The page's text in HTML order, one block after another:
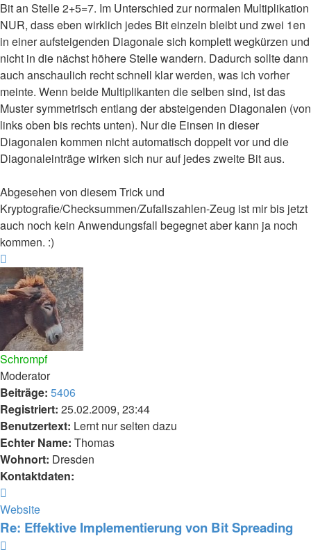
Bit an Stelle 2+5=7. Im Unterschied zur normalen Multiplikation
NUR, dass eben wirklich jedes Bit einzeln bleibt und zwei 1en
in einer aufsteigenden Diagonale sich komplett wegkürzen und
nicht in die nächst höhere Stelle wandern. Dadurch sollte dann
auch anschaulich recht schnell klar werden, was ich vorher
meinte. Wenn beide Multiplikanten die selben sind, ist das
Muster symmetrisch entlang der absteigenden Diagonalen (von
links oben bis rechts unten). Nur die Einsen in dieser
Diagonalen kommen nicht automatisch doppelt vor und die
Diagonaleinträge wirken sich nur auf jedes zweite Bit aus.
Abgesehen von diesem Trick und
Kryptografie/Checksummen/Zufallszahlen-Zeug ist mir bis jetzt
auch noch kein Anwendungsfall begegnet aber kann ja noch
kommen. :)
oben
Schrompf
Moderator
Beiträge: 5406
Registriert: 25.02.2009, 23:44
Benutzertext: Lernt nur selten dazu
Echter Name: Thomas
Wohnort: Dresden
Kontaktdaten:
von
Schrompf
Website
Re: Effektive Implementierung von Bit Spreading